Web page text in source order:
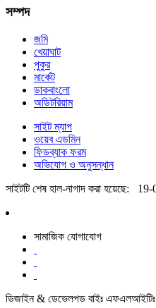
সম্পদ
জমি
খেয়াঘাট
পুকুর
মার্কেট
ডাকবাংলো
অডিটরিয়াম
সাইট ম্যাপ
ওয়েব এডমিন
ফিডব্যাক ফরম
অভিযোগ ও অনুসন্ধান
সাইটটি শেষ হাল-নাগাদ করা হয়েছে: 19-
সামাজিক যোগাযোগ
ডিজাইন & ডেভেলপড বাইঃ